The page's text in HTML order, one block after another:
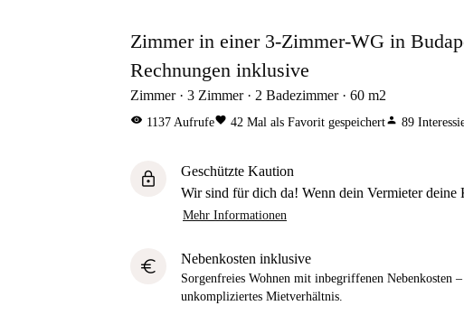
Zimmer in einer 3-Zimmer-WG in
Rechnungen inklusive
Zimmer 3 Zimmer 2 Badezimmer 60 m2
visibility 1137 Aufrufefavorite 42 Mal als Favorit gespeichertperson 89
lock
Geschützte Kaution
Wir sind für dich da! Wenn dein Vermieter
Mehr Informationen
euro Nebenkosten inklusive
Sorgenfreies Wohnen mit inbegriffenen Nebenkosten
unkompliziertes Mietverhältnis.